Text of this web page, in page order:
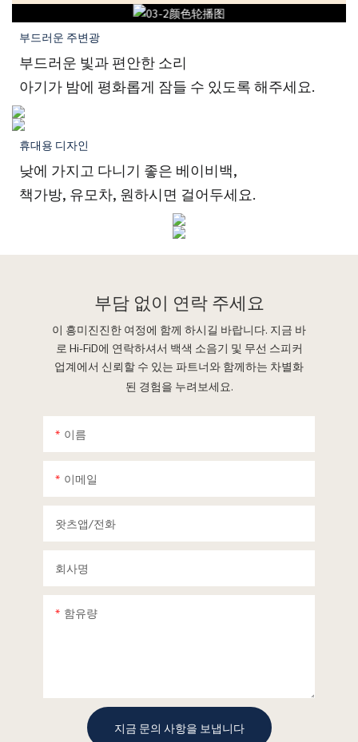
부드러운 주변광
부드러운 빛과 편안한 소리
아기가 밤에 평화롭게 잠들 수 있도록 해주세요.
휴대용 디자인
낮에 가지고 다니기 좋은 베이비백,
책가방, 유모차, 원하시면 걸어두세요.
부담 없이 연락 주세요
이 흥미진진한 여정에 함께 하시길 바랍니다. 지금 바
로 Hi-FiD에 연락하셔서 백색 소음기 및 무선 스피커
업계에서 신뢰할 수 있는 파트너와 함께하는 차별화
된 경험을 누려보세요.
이름
이메일
왓츠앱/전화
회사명
함유량
지금 문의 사항을 보냅니다